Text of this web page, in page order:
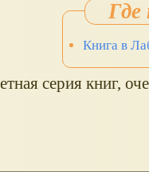
Книга в
серия книг,